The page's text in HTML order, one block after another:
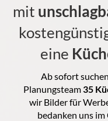
mit
eine
Ab sofort
Planungsteam35
wir Bilder für
bedanken uns